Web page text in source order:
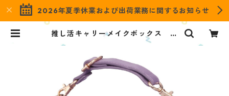
2026年夏季休業および出荷業務に関するお知らせ
推し活キャリーメイクボックス カ
ラーモデル パープル OMS-PU1 |
line shop